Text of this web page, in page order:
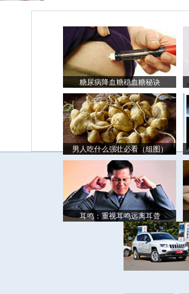
糖尿病降血糖稳血糖秘诀
男人吃什么强壮必看（组图）
耳鸣：重视耳鸣远离耳聋